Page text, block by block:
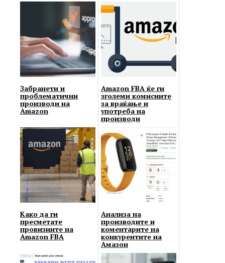
Забранети и
проблематични
производи на
Amazon
Amazon FBA ќе ги
зголеми комисиите
за враќање и
употреба на
производи
Како да ги
пресметате
провизиите на
Amazon FBA
Анализа на
производите и
коментарите на
конкурентите на
Амазон